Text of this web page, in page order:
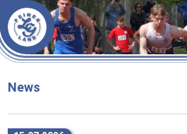
Veranstaltungen
Termine & Ergebnisse
Organisatorisches
News
Training
News